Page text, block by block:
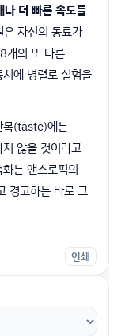
더 빠른 속도를
자신의 동료가
개의 또 다른
에 병렬로 실험을
목(taste)에는
않을 것이라고
는 앤스로픽의
경고하는 바로 그
인쇄